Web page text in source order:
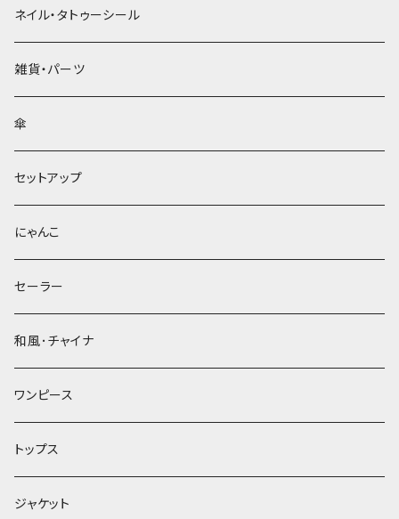
ネイル・タトゥーシール
雑貨・パーツ
傘
セットアップ
にゃんこ
セーラー
和風･チャイナ
ワンピース
トップス
ジャケット